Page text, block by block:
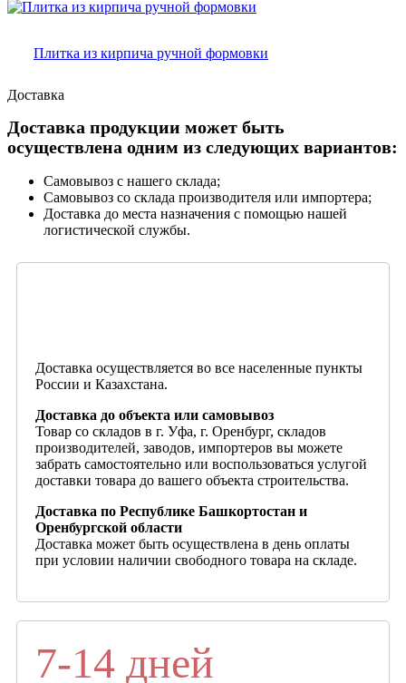
Плитка из кирпича ручной формовки
Доставка
Доставка продукции может быть
осуществлена одним из следующих вариантов:
Самовывоз с нашего склада;
Самовывоз со склада производителя или импортера;
Доставка до места назначения с помощью нашей
логистической службы.
Доставка осуществляется во все населенные пункты
России и Казахстана.
Доставка до объекта или самовывоз
Товар со складов в г. Уфа, г. Оренбург, складов
производителей, заводов, импортеров вы можете
забрать самостоятельно или воспользоваться услугой
доставки товара до вашего объекта строительства.
Доставка по Республике Башкортостан и
Оренбургской области
Доставка может быть осуществлена в день оплаты
при условии наличии свободного товара на складе.
7-14 дней